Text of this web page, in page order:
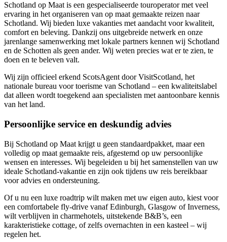
Schotland op Maat is een gespecialiseerde touroperator met veel
ervaring in het organiseren van op maat gemaakte reizen naar
Schotland. Wij bieden luxe vakanties met aandacht voor kwaliteit,
comfort en beleving. Dankzij ons uitgebreide netwerk en onze
jarenlange samenwerking met lokale partners kennen wij Schotland
en de Schotten als geen ander. Wij weten precies wat er te zien, te
doen en te beleven valt.
Wij zijn officieel erkend ScotsAgent door VisitScotland, het
nationale bureau voor toerisme van Schotland – een kwaliteitslabel
dat alleen wordt toegekend aan specialisten met aantoonbare kennis
van het land.
Persoonlijke service en deskundig advies
Bij Schotland op Maat krijgt u geen standaardpakket, maar een
volledig op maat gemaakte reis, afgestemd op uw persoonlijke
wensen en interesses. Wij begeleiden u bij het samenstellen van uw
ideale Schotland-vakantie en zijn ook tijdens uw reis bereikbaar
voor advies en ondersteuning.
Of u nu een luxe roadtrip wilt maken met uw eigen auto, kiest voor
een comfortabele fly-drive vanaf Edinburgh, Glasgow of Inverness,
wilt verblijven in charmehotels, uitstekende B&B’s, een
karakteristieke cottage, of zelfs overnachten in een kasteel – wij
regelen het.